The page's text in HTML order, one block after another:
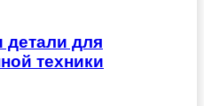
для
техники